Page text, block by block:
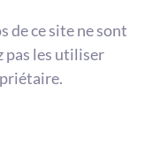
de ce site ne sont
pas les utiliser